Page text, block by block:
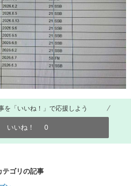
を「いいね！」で応援しよう
いいね！ 0
テゴリの記事